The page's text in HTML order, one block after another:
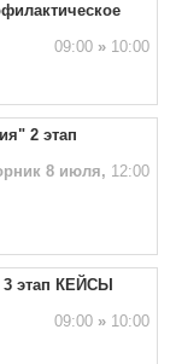
09:00 »10:00
2 этап
8 июля, 12:00
3 этап КЕЙСЫ
09:00 »10:00